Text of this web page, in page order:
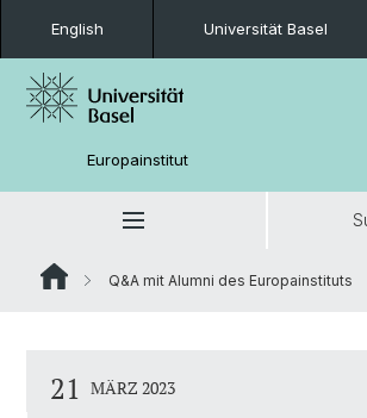
English Universität Basel
Europainstitut
Q&A mit Alumni des Europainstituts
21 MÄRZ 2023